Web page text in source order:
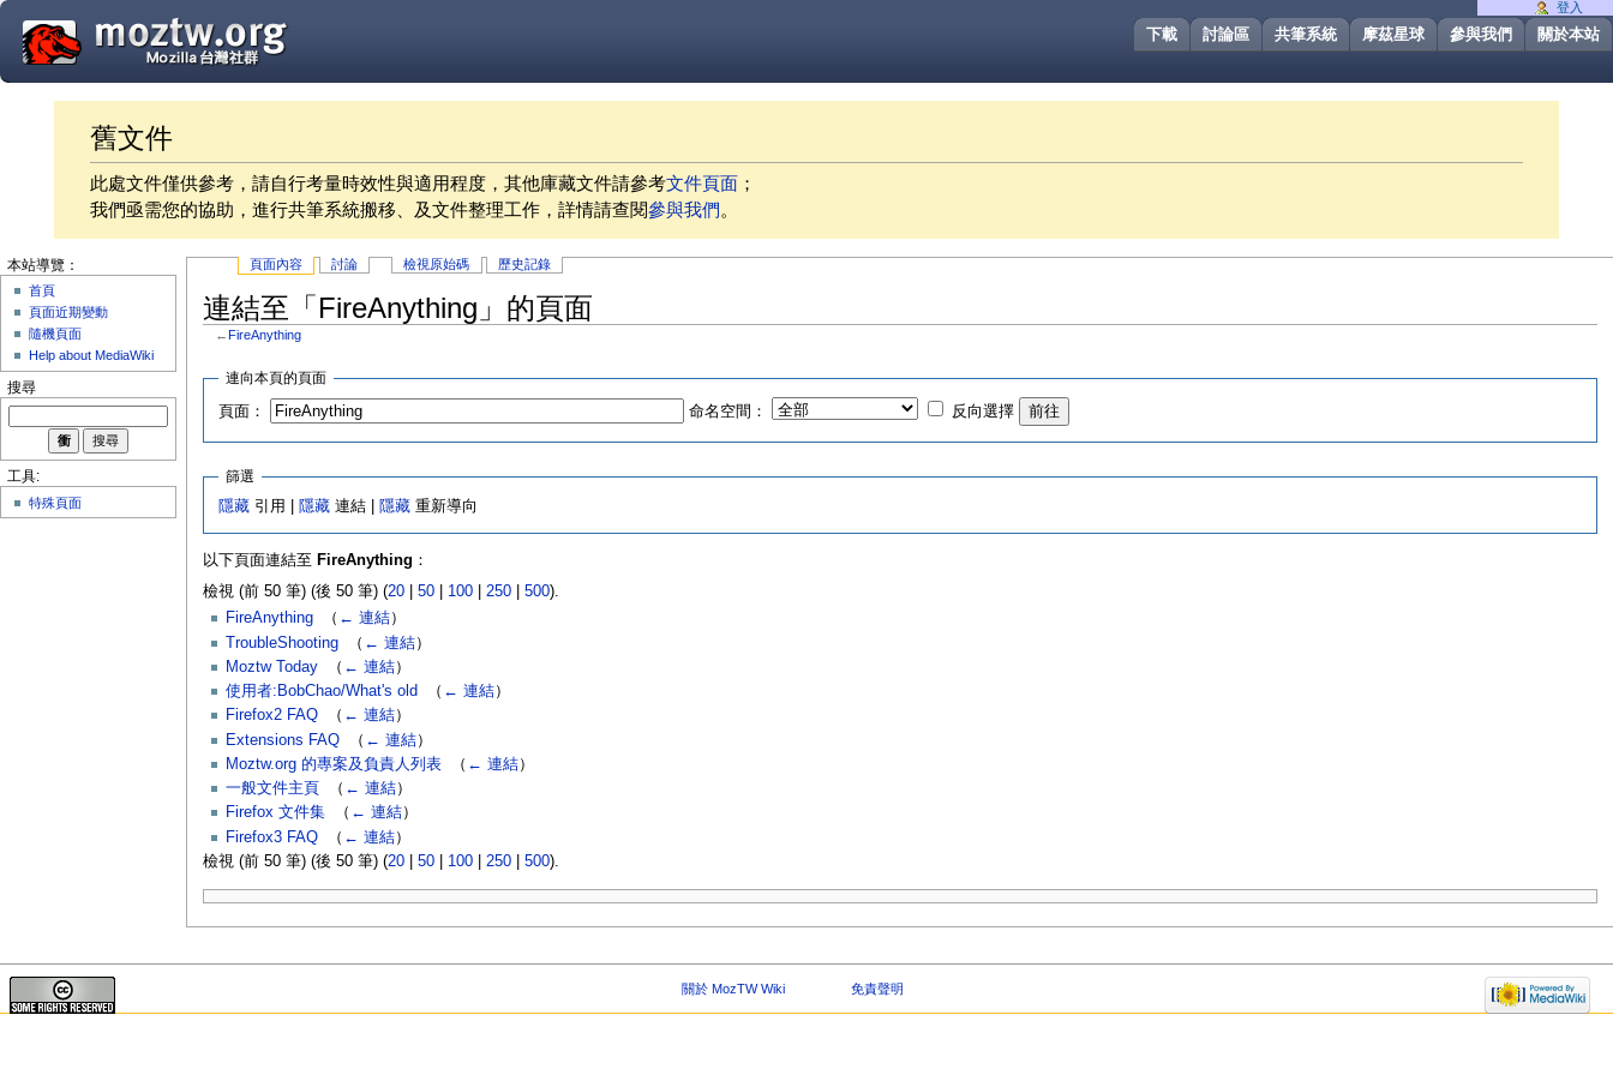
關於本站
參與我們
摩茲星球
共筆系統
討論區
下載
舊文件
此處文件僅供參考，請自行考量時效性與適用程度，其他庫藏文件請參考文件頁面 ；
我們亟需您的協助，進行共筆系統搬移、及文件整理工作，詳情請查閱參與我們。
頁面內容 討論 檢視原始碼 歷史記錄
連結至「FireAnything」的頁面
← FireAnything
連向本頁的頁面
頁面： 命名空間： 反向選擇
篩選
隱藏 引用 | 隱藏 連結 | 隱藏 重新導向
以下頁面連結至 FireAnything ：
檢視 (前 50 筆) (後 50 筆) (20| 50| 100| 250| 500).
FireAnything‎ （ ← 連結）
TroubleShooting‎ （ ← 連結）
Moztw Today‎ （ ← 連結）
使用者:BobChao/What's old
（ ← 連結）
Firefox2 FAQ‎ （ ← 連結）
Extensions FAQ‎ （ ← 連結）
Moztw.org 的專案及負責人列表‎ （ ← 連結）
一般文件主頁
（ ← 連結）
Firefox 文件集‎ （ ← 連結）
Firefox3 FAQ‎ （ ← 連結）
檢視 (前 50 筆) (後 50 筆) (20| 50| 100| 250| 500).
登入
本站導覽：
首頁
頁面近期變動
隨機頁面
Help about MediaWiki
搜尋
工具:
特殊頁面
關於 MozTW Wiki 免責聲明